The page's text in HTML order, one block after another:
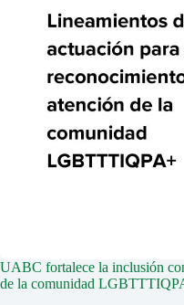
UABC fortalece la inclusión
de la comunidad